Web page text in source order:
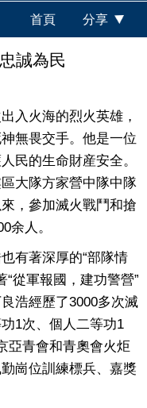
首頁 分享
誠為民
火海的烈火英雄，
無畏交手。他是一位
民的生命財産安全。
大隊方家營中隊中隊
，參加滅火戰鬥和搶
余人。
有著深厚的“部隊情
“從軍報國，建功警營”
浩經歷了3000多次滅
1次、個人二等功1
亞青會和青奧會火炬
崗位訓練標兵、嘉獎